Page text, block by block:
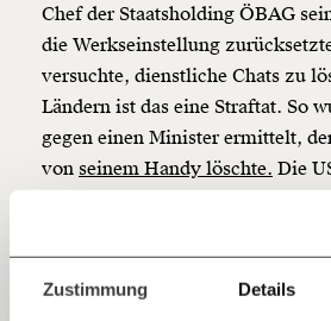
Zustimmung Details
Netz. Unabhängig und werbefrei.
so bleiben. Kämpf’ mit uns für den
unterstütze uns mit Deinem
Du überweist lieber direkt?
Hier unsere IBAN: AT34 4300
Kontoinhaber: Momentum Institut
sozialen Fortschritt
Jetzt
einfach
Chef der Staatsholding ÖBAG
die Werkseinstellung
versuchte, dienstliche Chats zu
Ländern ist das eine Straftat. So
gegen einen Minister ermittelt,
von seinem Handy löschte. Die
In der Slowakei
erst, wenn sie